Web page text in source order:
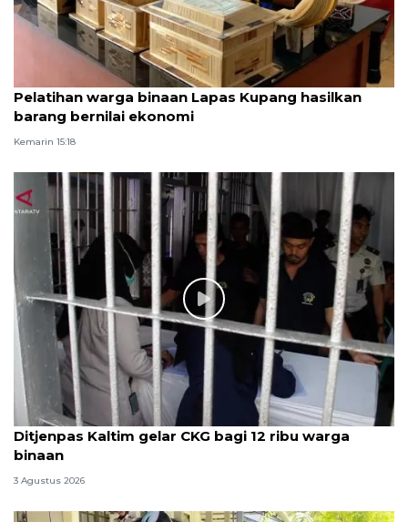
Pelatihan warga binaan Lapas Kupang hasilkan
barang bernilai ekonomi
Kemarin 15:18
Ditjenpas Kaltim gelar CKG bagi 12 ribu warga
binaan
3 Agustus 2026